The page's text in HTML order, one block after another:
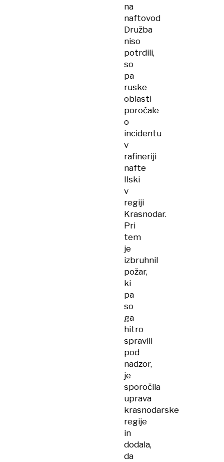
na
naftovod
Družba
niso
potrdili,
so
pa
ruske
oblasti
poročale
o
incidentu
v
rafineriji
nafte
Ilski
v
regiji
Krasnodar.
Pri
tem
je
izbruhnil
požar,
ki
pa
so
ga
hitro
spravili
pod
nadzor,
je
sporočila
uprava
krasnodarske
regije
in
dodala,
da